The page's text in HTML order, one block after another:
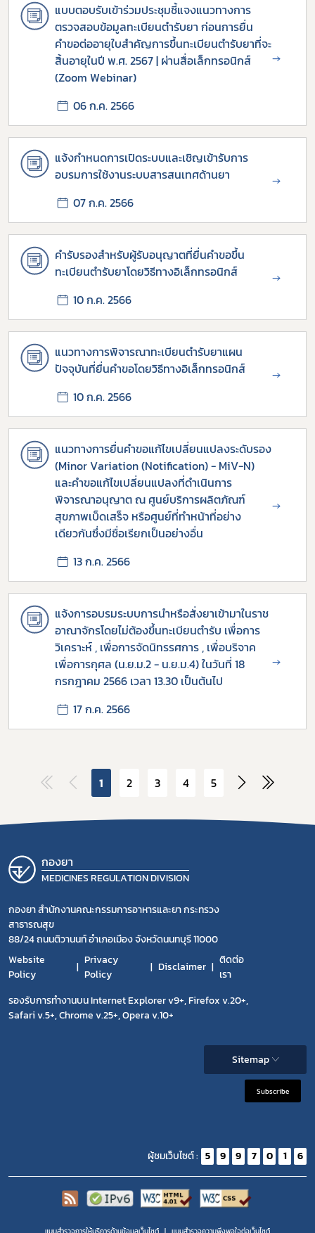
แบบตอบรับเข้าร่วมประชุมชี้แจงแนวทางการ
ตรวจสอบข้อมูลทะเบียนตำรับยา ก่อนการยื่น
คำขอต่ออายุใบสำคัญการขึ้นทะเบียนตำรับยาที่จะ
สิ้นอายุในปี พ.ศ. 2567 | ผ่านสื่อเล็กทรอนิกส์
(Zoom Webinar)
06 ก.ค. 2566
→
แจ้งกำหนดการเปิดระบบและเชิญเข้ารับการ
อบรมการใช้งานระบบสารสนเทศด้านยา
07 ก.ค. 2566
→
คำรับรองสำหรับผู้รับอนุญาตที่ยื่นคำขอขึ้น
ทะเบียนตำรับยาโดยวิธีทางอิเล็กทรอนิกส์
10 ก.ค. 2566
→
แนวทางการพิจารณาทะเบียนตำรับยาแผน
ปัจจุบันที่ยื่นคำขอโดยวิธีทางอิเล็กทรอนิกส์
10 ก.ค. 2566
→
แนวทางการยื่นคำขอแก้ไขเปลี่ยนแปลงระดับรอง
(Minor Variation (Notification) - MiV-N)
และคำขอแก้ไขเปลี่ยนแปลงที่ดำเนินการ
พิจารณาอนุญาต ณ ศูนย์บริการผลิตภัณฑ์
สุขภาพเบ็ดเสร็จ หรือศูนย์ที่ทำหน้าที่อย่าง
เดียวกันซึ่งมีชื่อเรียกเป็นอย่างอื่น
13 ก.ค. 2566
→
แจ้งการอบรมระบบการนำหรือสั่งยาเข้ามาในราช
อาณาจักรโดยไม่ต้องขึ้นทะเบียนตำรับ เพื่อการ
วิเคราะห์ , เพื่อการจัดนิทรรศการ , เพื่อบริจาค
เพื่อการกุศล (น.ย.ม.2 - น.ย.ม.4) ในวันที่ 18
กรกฎาคม 2566 เวลา 13.30 เป็นต้นไป
17 ก.ค. 2566
→
1 2 3 4 5
กองยา
MEDICINES REGULATION DIVISION
กองยา สำนักงานคณะกรรมการอาหารและยา กระทรวง
สาธารณสุข
88/24 ถนนติวานนท์ อำเภอเมือง จังหวัดนนทบุรี 11000
Website
Policy
Privacy
Policy
Disclaimer
ติดต่อ
เรา
รองรับการทำงานบน Internet Explorer v9+, Firefox v.20+,
Safari v.5+, Chrome v.25+, Opera v.10+
Sitemap
Subscribe
ผู้ชมเว็บไซต์ : 5 9 9 7 0 1 6